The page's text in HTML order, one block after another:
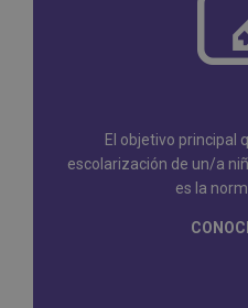
El objetivo principal
escolarización de un/a
es la